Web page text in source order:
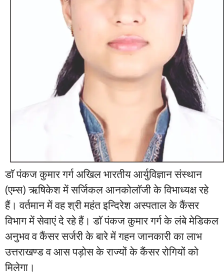
डाॅ पंकज कुमार गर्ग अखिल भारतीय आर्युविज्ञान संस्थान
(एम्स) ऋषिकेश में सर्जिकल आनकोलाॅजी के विभाध्यक्ष रहे
हैं। वर्तमान में वह श्री महंत इन्दिरेश अस्पताल के कैंसर
विभाग में सेवाएं दे रहे हैं। डाॅ पंकज कुमार गर्ग के लंबे मेडिकल
अनुभव व कैंसर सर्जरी के बारे में गहन जानकारी का लाभ
उत्तराखण्ड व आस पड़ोस के राज्यों के कैंसर रोगियों को
मिलेगा।